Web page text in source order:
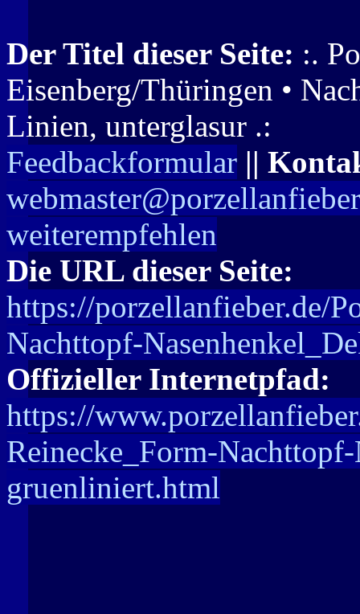
Der Titel dieser Seite: :.
Eisenberg/Thüringen •
Linien, unterglasur .:
Feedbackformular ||
weiterempfehlen
Die URL dieser Seite:
https://porzellanfieber.de/
Nachttopf-
Offizieller Internetpfad:
https://
Reinecke_Form-
gruenliniert.html